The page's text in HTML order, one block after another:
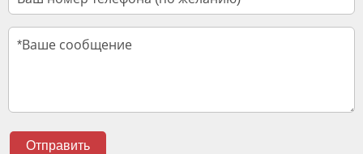
Отправить